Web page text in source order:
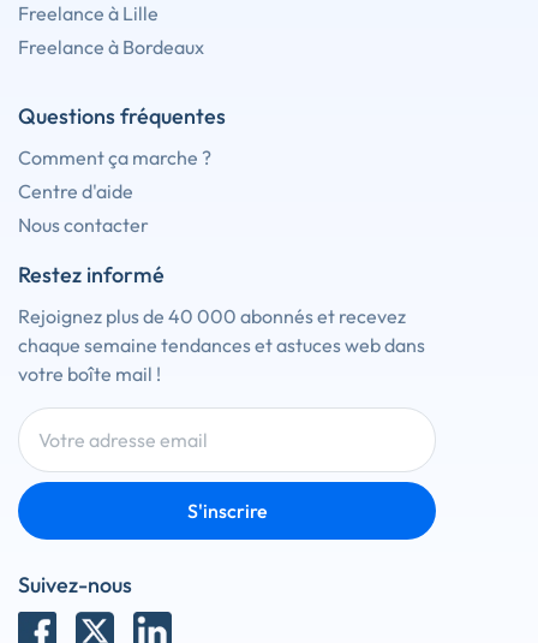
Freelance à Lille
Freelance à Bordeaux
Questions fréquentes
Comment ça marche ?
Centre d'aide
Nous contacter
Restez informé
Rejoignez plus de 40 000 abonnés et recevez
chaque semaine tendances et astuces web dans
votre boîte mail !
S'inscrire
Suivez-nous